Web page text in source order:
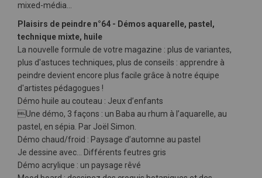
mixed-média…
Plaisirs de peindre n°64 - Démos aquarelle, pastel,
technique mixte, huile
La nouvelle formule de votre magazine : plus de variantes,
plus d'astuces techniques, plus de conseils : apprendre à
peindre devient encore plus facile grâce à notre équipe
d'artistes pédagogues !
Démo huile au couteau : Jeux d’enfants
Une démo, 3 façons : un Baba au rhum à l’aquarelle, au
pastel, en sépia. Par Joël Simon.
Démo chaud/froid : Paysage d’automne au pastel
Je dessine avec… Différents feutres gris
Démo acrylique : un paysage rêvé